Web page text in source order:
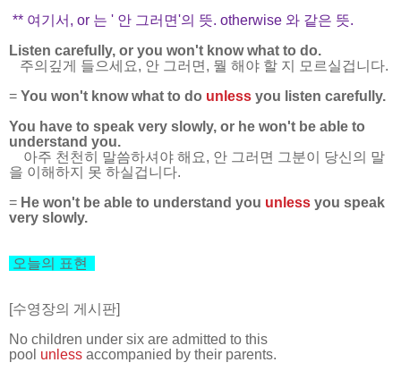
** 여기서, or 는 ' 안 그러면'의 뜻. otherwise 와 같은 뜻.
Listen carefully, or you won't know what to do.
주의깊게 들으세요, 안 그러면, 뭘 해야 할 지 모르실겁니다.
= You won't know what to do unless you listen carefully.
You have to speak very slowly, or he won't be able to
understand you.
아주 천천히 말씀하셔야 해요, 안 그러면 그분이 당신의 말
을 이해하지 못 하실겁니다.
= He won't be able to understand you unless you speak
very slowly.
오늘의 표현
[수영장의 게시판]
No children under six are admitted to this
pool unless accompanied by their parents.